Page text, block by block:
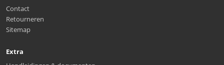
Contact
Retourneren
Sitemap
Extra